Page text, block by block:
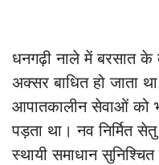
धनगढ़ी नाले में बरसात के
अक्सर बाधित हो जाता
आपातकालीन सेवाओं को
पड़ता था। नव निर्मित
स्थायी समाधान